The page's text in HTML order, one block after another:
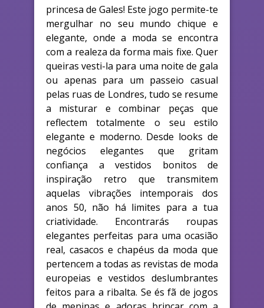
princesa de Gales! Este jogo permite-te
mergulhar no seu mundo chique e
elegante, onde a moda se encontra
com a realeza da forma mais fixe. Quer
queiras vesti-la para uma noite de gala
ou apenas para um passeio casual
pelas ruas de Londres, tudo se resume
a misturar e combinar peças que
reflectem totalmente o seu estilo
elegante e moderno. Desde looks de
negócios elegantes que gritam
confiança a vestidos bonitos de
inspiração retro que transmitem
aquelas vibrações intemporais dos
anos 50, não há limites para a tua
criatividade. Encontrarás roupas
elegantes perfeitas para uma ocasião
real, casacos e chapéus da moda que
pertencem a todas as revistas de moda
europeias e vestidos deslumbrantes
feitos para a ribalta. Se és fã de jogos